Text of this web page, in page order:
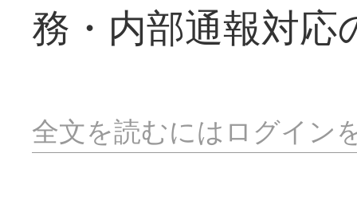
務・内部通報対応
全文を読むにはログイン